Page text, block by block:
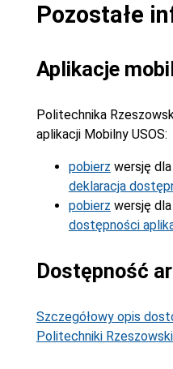
Pozostałe
Aplikacje
Politechnika
aplikacji Mobilny USOS:
pobierz wersję
deklaracja
pobierz wersję
dostępności
Dostępność
Szczegółowy opis
Politechniki